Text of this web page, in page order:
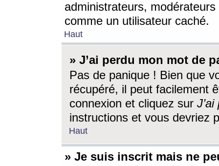
administrateurs,
comme un utilisateur caché.
Haut
» J’ai perdu mon mot de
Pas de panique ! Bien que
récupéré, il peut facilement
connexion et cliquez sur
instructions et vous devriez
Haut
» Je suis inscrit mais ne